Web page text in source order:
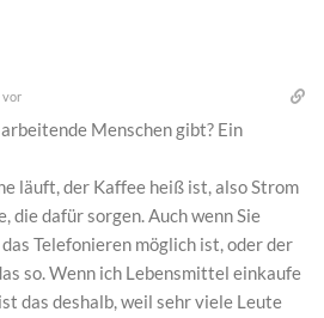
vor
Menschen gibt? Ein
läuft, der Kaffee heiß ist, also Strom
die dafür sorgen. Auch wenn Sie
Telefonieren möglich ist, oder der
so. Wenn ich Lebensmittel einkaufe
das deshalb, weil sehr viele Leute